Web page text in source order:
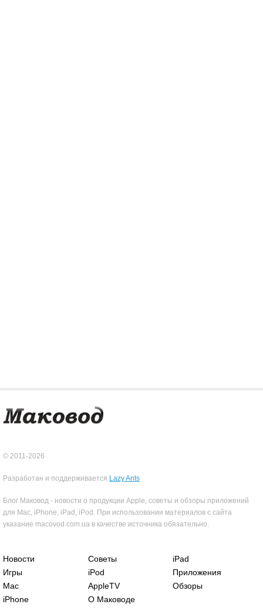
© 2011-2026
Разработан и поддерживается Lazy Ants
Блог Маковод - новости о продукции Apple, советы и обзоры приложений
для Mac, iPhone, iPad, iPod. При использовании материалов с сайта
указание macovod.com.ua в качестве источника обязательно.
Новости Советы
iPad
Игры
iPod
Приложения
Mac
AppleTV
Обзоры
iPhone
О Маководе